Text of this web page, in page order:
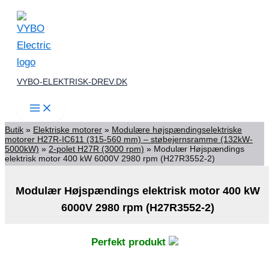
Gå
indholdet
VYBO-ELEKTRISK-DREV.DK
Butik » Elektriske motorer » Modulære højspændingselektriske
motorer H27R-IC611 (315-560 mm) – støbejernsramme (132kW-
5000kW) » 2-polet H27R (3000 rpm) » Modulær Højspændings
elektrisk motor 400 kW 6000V 2980 rpm (H27R3552-2)
Modulær Højspændings elektrisk motor 400 kW
6000V 2980 rpm (H27R3552-2)
Perfekt produkt